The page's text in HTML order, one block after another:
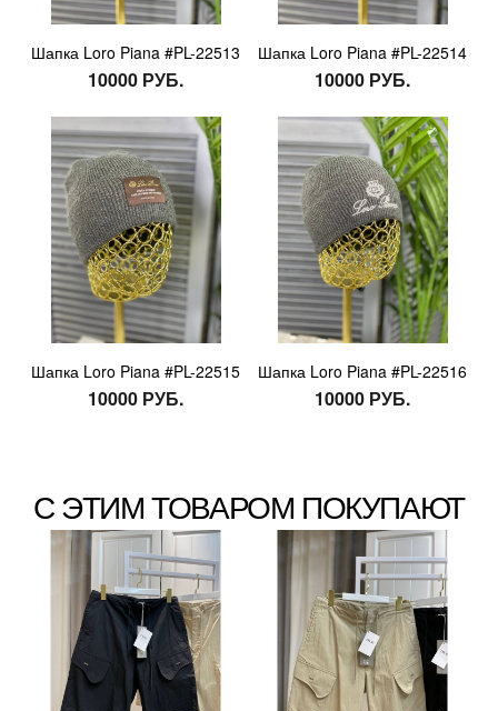
Шапка Loro Piana #PL-22513
10000 РУБ.
Шапка Loro Piana #PL-22514
10000 РУБ.
Шапка Loro Piana #PL-22515
10000 РУБ.
Шапка Loro Piana #PL-22516
10000 РУБ.
С ЭТИМ ТОВАРОМ ПОКУПАЮТ